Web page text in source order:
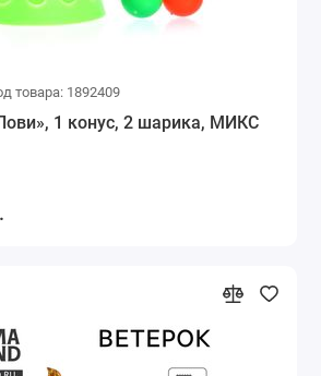
товара: 1892409
1 конус, 2 шарика, МИКС